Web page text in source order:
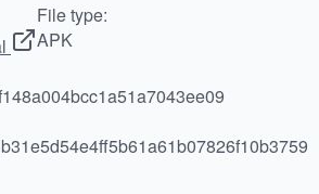
File type:
APK